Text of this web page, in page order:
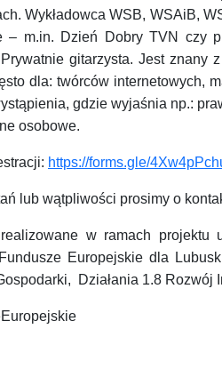
Wykładowca WSB, WSAiB,
– m.in. Dzień Dobry TVN czy
Prywatnie gitarzysta. Jest znany
dla: twórców internetowych,
gdzie wyjaśnia np.:
osobowe.
https://forms.gle/
lub wątpliwości prosimy o
w ramach projektu
Europejskie dla
Działania 1.8 Rozwój